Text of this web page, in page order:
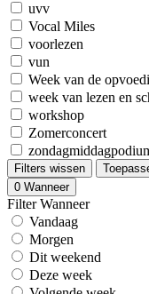
uvv
Vocal Miles
voorlezen
vun
Week van de
week van lezen en
workshop
Zomerconcert
Filters wissen
0 Wanneer
Filter Wanneer
Vandaag
Morgen
Dit weekend
Deze week